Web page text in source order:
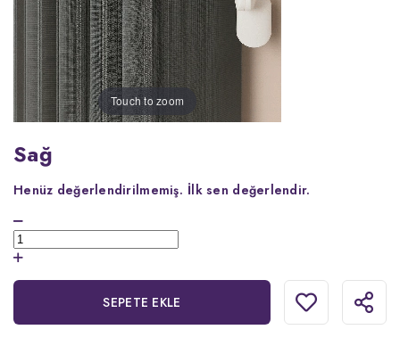
Touch to zoom
Sağ
Henüz değerlendirilmemiş. İlk sen değerlendir.
SEPETE EKLE